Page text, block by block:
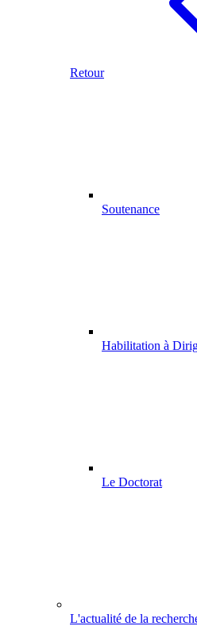
Retour
Soutenance
Habilitation à
Le Doctorat
L'actualité de la